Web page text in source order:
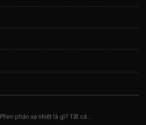
Phim phản xạ nhiệt là gì? Tất cả...